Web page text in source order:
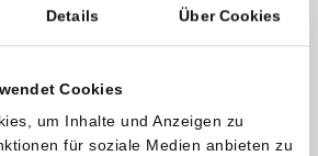
Details Über Cookies
Cookies
um Inhalte und Anzeigen zu
für soziale Medien anbieten zu